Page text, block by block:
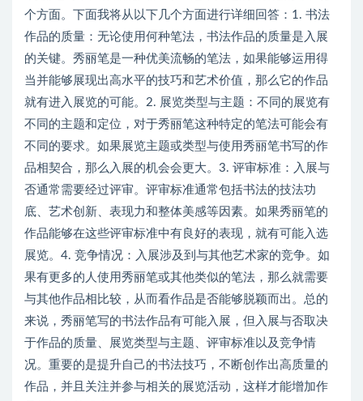
个方面。下面我将从以下几个方面进行详细回答：1. 书法
作品的质量：无论使用何种笔法，书法作品的质量是入展
的关键。秀丽笔是一种优美流畅的笔法，如果能够运用得
当并能够展现出高水平的技巧和艺术价值，那么它的作品
就有进入展览的可能。2. 展览类型与主题：不同的展览有
不同的主题和定位，对于秀丽笔这种特定的笔法可能会有
不同的要求。如果展览主题或类型与使用秀丽笔书写的作
品相契合，那么入展的机会会更大。3. 评审标准：入展与
否通常需要经过评审。评审标准通常包括书法的技法功
底、艺术创新、表现力和整体美感等因素。如果秀丽笔的
作品能够在这些评审标准中有良好的表现，就有可能入选
展览。4. 竞争情况：入展涉及到与其他艺术家的竞争。如
果有更多的人使用秀丽笔或其他类似的笔法，那么就需要
与其他作品相比较，从而看作品是否能够脱颖而出。总的
来说，秀丽笔写的书法作品有可能入展，但入展与否取决
于作品的质量、展览类型与主题、评审标准以及竞争情
况。重要的是提升自己的书法技巧，不断创作出高质量的
作品，并且关注并参与相关的展览活动，这样才能增加作